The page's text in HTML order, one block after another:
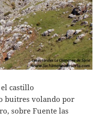
castillo
buitres volando por
sobre Fuente las